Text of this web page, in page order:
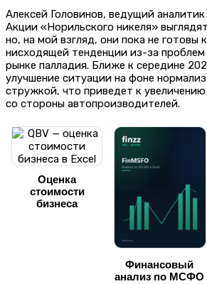
Алексей Головинов, ведущий
Акции «Норильского никеля»
но, на мой взгляд, они пока не готовы
нисходящей тенденции из-за
рынке палладия. Ближе к середине
улучшение ситуации на фоне
стружкой, что приведет к
со стороны автопроизводителей.
Оценка
стоимости
бизнеса
Финансовый
анализ по МСФО